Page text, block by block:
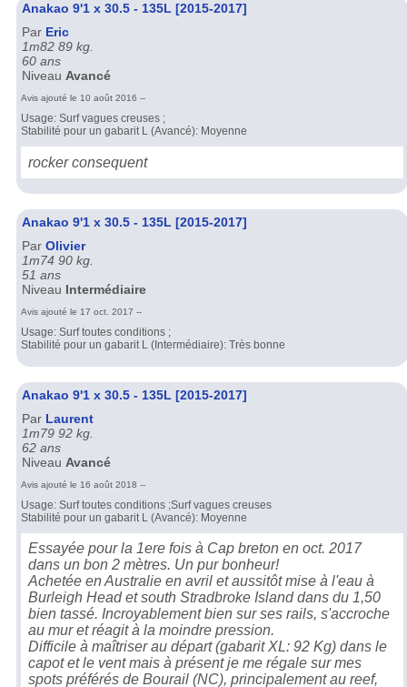
Anakao 9'1 x 30.5 - 135L [2015-2017]
Par Eric
1m82 89 kg.
60 ans
Niveau Avancé
Avis ajouté le 10 août 2016 --
Usage: Surf vagues creuses ;
Stabilité pour un gabarit L (Avancé): Moyenne
rocker consequent
Anakao 9'1 x 30.5 - 135L [2015-2017]
Par Olivier
1m74 90 kg.
51 ans
Niveau Intermédiaire
Avis ajouté le 17 oct. 2017 --
Usage: Surf toutes conditions ;
Stabilité pour un gabarit L (Intermédiaire): Très bonne
Anakao 9'1 x 30.5 - 135L [2015-2017]
Par Laurent
1m79 92 kg.
62 ans
Niveau Avancé
Avis ajouté le 16 août 2018 --
Usage: Surf toutes conditions ;Surf vagues creuses
Stabilité pour un gabarit L (Avancé): Moyenne
Essayée pour la 1ere fois à Cap breton en oct. 2017
dans un bon 2 mètres. Un pur bonheur!
Achetée en Australie en avril et aussitôt mise à l'eau à
Burleigh Head et south Stradbroke Island dans du 1,50
bien tassé. Incroyablement bien sur ses rails, s'accroche
au mur et réagit à la moindre pression.
Difficile à maîtriser au départ (gabarit XL: 92 Kg) dans le
capot et le vent mais à présent je me régale sur mes
spots préférés de Bourail (NC), principalement au reef,